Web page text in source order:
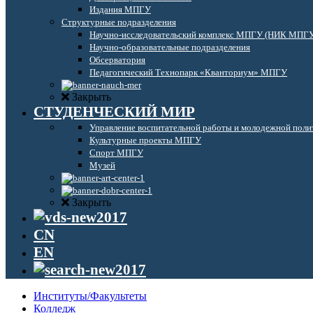
Издания МПГУ
Структурные подразделения
Научно-исследовательский комплекс МПГУ (НИК
Научно-образовательные подразделения
Обсерватория
Педагогический Технопарк «Кванториум» МПГУ
Закрыть
СТУДЕНЧЕСКИЙ МИР
Управление воспитательной работы и молодежной
Культурные проекты МПГУ
Спорт МПГУ
Музей
Закрыть
CN
EN
Институты/Факультеты
Колледж